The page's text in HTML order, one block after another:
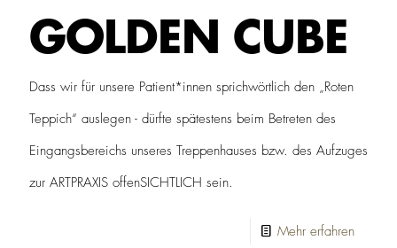
GOLDEN CUBE
Dass wir für unsere Patient*innen sprichwörtlich den „Roten
Teppich“ auslegen - dürfte spätestens beim Betreten des
Eingangsbereichs unseres Treppenhauses bzw. des Aufzuges
zur ARTPRAXIS offenSICHTLICH sein.
Mehr erfahren-